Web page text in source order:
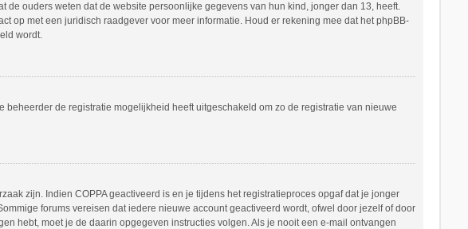
ouders weten dat de website persoonlijke gegevens van hun kind, jonger dan 13, heeft.
op met een juridisch raadgever voor meer informatie. Houd er rekening mee dat het phpBB-
wordt.
de registratie mogelijkheid heeft uitgeschakeld om zo de registratie van nieuwe
zijn. Indien COPPA geactiveerd is en je tijdens het registratieproces opgaf dat je jonger
forums vereisen dat iedere nieuwe account geactiveerd wordt, ofwel door jezelf of door
hebt, moet je de daarin opgegeven instructies volgen. Als je nooit een e-mail ontvangen